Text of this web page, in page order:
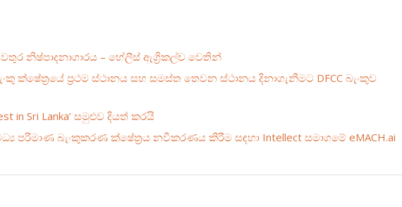
වතුර නිෂ්පාදනාගාරය – හේලීස් ඇග්‍රිකල්ච වෙතින්
ක්ෂේත්‍රයේ ප්‍රථම ස්ථානය සහ සමස්ත තෙවන ස්ථානය දිනාගැනීමට DFCC බැංකුව
in Sri Lanka’ සමුළුව දියත් කරයි
පරිමාණ බැංකුකරණ ක්ෂේත්‍රය නවීකරණය කිරීම සඳහා Intellect සමාගමේ eMACH.ai